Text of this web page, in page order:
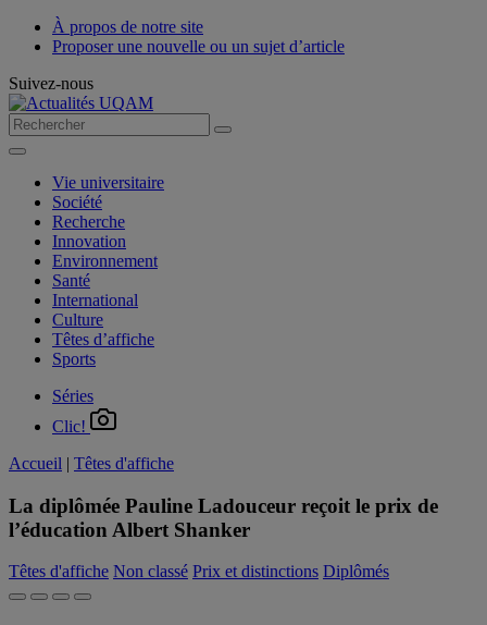
À propos de notre site
Proposer une nouvelle ou un sujet d’article
Suivez-nous
Vie universitaire
Société
Recherche
Innovation
Environnement
Santé
International
Culture
Têtes d’affiche
Sports
Séries
Clic!
Accueil | Têtes d'affiche
La diplômée Pauline Ladouceur reçoit le prix de
l’éducation Albert Shanker
Têtes d'affiche Non classé Prix et distinctions Diplômés